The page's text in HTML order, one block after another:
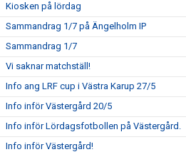
Kiosken på lördag
Sammandrag 1/7 på Ängelholm IP
Sammandrag 1/7
Vi saknar matchställ!
Info ang LRF cup i Västra Karup 27/5
Info inför Västergård 20/5
Info inför Lördagsfotbollen på Västergård.
Info inför Västergård!